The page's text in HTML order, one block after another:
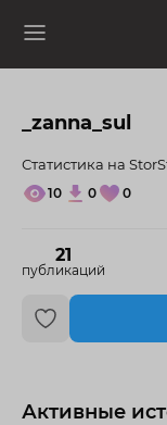
_zanna_sul
21
публикаций
Статистика на
10 0 0
Активные